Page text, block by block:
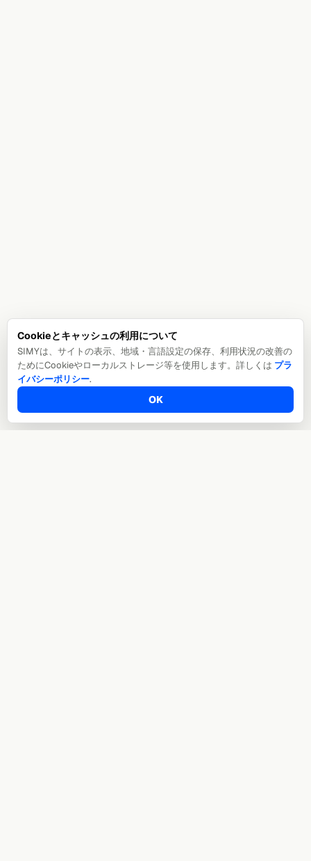
Cookieとキャッシュの利用について
SIMYは、サイトの表示、地域・言語設定の保存、利用状況の改善の
ためにCookieやローカルストレージ等を使用します。詳しくは プラ
イバシーポリシー.
OK